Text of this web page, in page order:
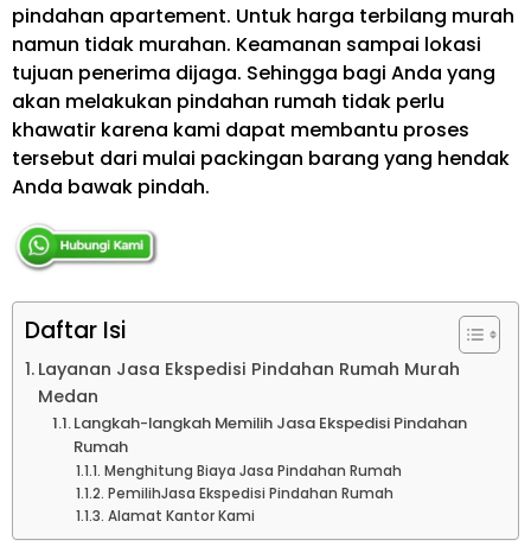
pindahan apartement. Untuk harga terbilang murah
namun tidak murahan. Keamanan sampai lokasi
tujuan penerima dijaga. Sehingga bagi Anda yang
akan melakukan pindahan rumah tidak perlu
khawatir karena kami dapat membantu proses
tersebut dari mulai packingan barang yang hendak
Anda bawak pindah.
Daftar Isi
Layanan Jasa Ekspedisi Pindahan Rumah Murah
Medan
Langkah-langkah Memilih Jasa Ekspedisi Pindahan
Rumah
Menghitung Biaya Jasa Pindahan Rumah
PemilihJasa Ekspedisi Pindahan Rumah
Alamat Kantor Kami